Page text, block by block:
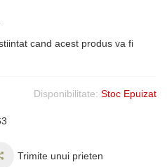
cand acest produs va fi
Disponibilitate: Stoc Epuizat
Trimite unui prieten